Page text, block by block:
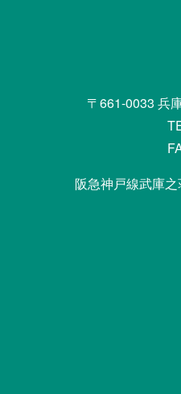
〒661-0033 兵
阪急神戸線武庫